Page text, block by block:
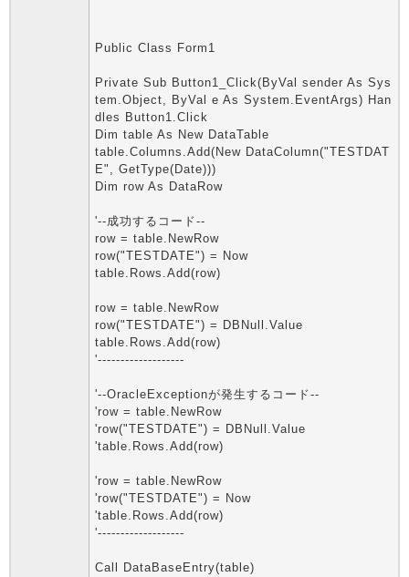
Public Class Form1
Private Sub Button1_Click(ByVal sender As Sys
tem.Object, ByVal e As System.EventArgs) Han
dles Button1.Click
Dim table As New DataTable
table.Columns.Add(New DataColumn("TESTDAT
E", GetType(Date)))
Dim row As DataRow
'--成功するコード--
row = table.NewRow
row("TESTDATE") = Now
table.Rows.Add(row)
row = table.NewRow
row("TESTDATE") = DBNull.Value
table.Rows.Add(row)
'-------------------
'--OracleExceptionが発生するコード--
'row = table.NewRow
'row("TESTDATE") = DBNull.Value
'table.Rows.Add(row)
'row = table.NewRow
'row("TESTDATE") = Now
'table.Rows.Add(row)
'-------------------
Call DataBaseEntry(table)